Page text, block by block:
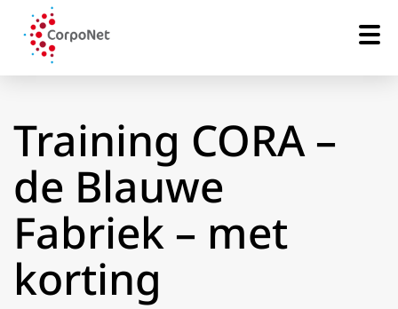
Training CORA –
de Blauwe
Fabriek – met
korting